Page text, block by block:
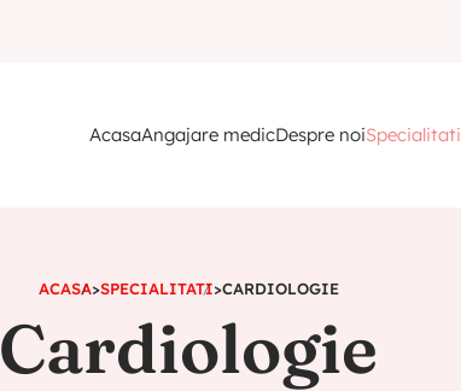
AcasaAngajare medicDespre noiSpecialitati
ACASA>SPECIALITATI>CARDIOLOGIE
Cardiologie